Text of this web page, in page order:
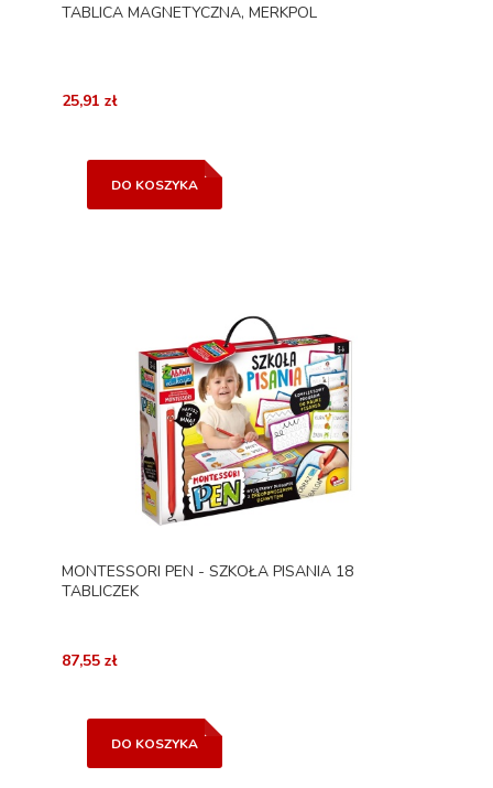
TABLICA MAGNETYCZNA, MERKPOL
25,91 zł
DO KOSZYKA
MONTESSORI PEN - SZKOŁA PISANIA 18
TABLICZEK
87,55 zł
DO KOSZYKA